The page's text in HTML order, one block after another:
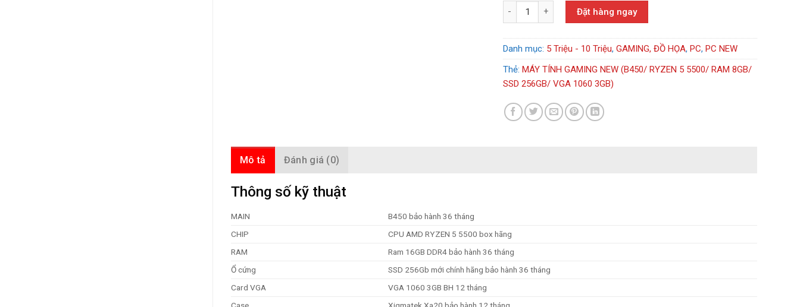
MÁY TÍNH GAMING NEW (B450/ RYZEN 5 5500/ RAM 16GB/ SSD 256GB/ VGA
Đặt hàng ngay
Danh mục: 5 Triệu - 10 Triệu, GAMING, ĐỒ HỌA, PC, PC NEW
Thẻ: MÁY TÍNH GAMING NEW (B450/ RYZEN 5 5500/ RAM 8GB/
SSD 256GB/ VGA 1060 3GB)
Mô tả Đánh giá (0)
Thông số kỹ thuật
MAIN
B450 bảo hành 36 tháng
CHIP
CPU AMD RYZEN 5 5500 box hãng
RAM
Ram 16GB DDR4 bảo hành 36 tháng
Ổ cứng
SSD 256Gb mới chính hãng bảo hành 36 tháng
Card VGA
VGA 1060 3GB BH 12 tháng